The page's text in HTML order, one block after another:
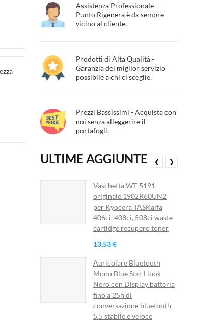
Assistenza Professionale -
Punto Rigenera è da sempre
vicino al cliente.
Prodotti di Alta Qualità -
Garanzia del miglior servizio
possibile a chi ci sceglie.
Prezzi Bassissimi - Acquista con
noi senza alleggerire il
portafogli.
ULTIME AGGIUNTE
Vaschetta WT-5191
originale 1902R60UN2
per Kyocera TASKalfa
406ci, 408ci, 508ci waste
cartidge recupero toner
13,53 €
Auricolare Bluetooth
Mono Blue Star Hook
Nero con Display batteria
fino a 25h di
conversazione bluetooth
5.5 stabile e veloce
❮ ❯